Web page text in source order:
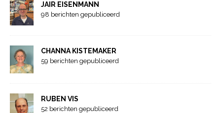
JAIR EISENMANN
98 berichten gepubliceerd
CHANNA KISTEMAKER
59 berichten gepubliceerd
RUBEN VIS
52 berichten gepubliceerd